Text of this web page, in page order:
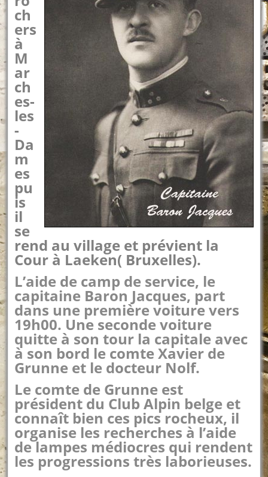
ch
ers
à
M
ar
ch
es-
les
-
Da
m
es
pu
is
il
se
rend au village et prévient la
Cour à Laeken( Bruxelles).
L’aide de camp de service, le
capitaine Baron Jacques, part
dans une première voiture vers
19h00. Une seconde voiture
quitte à son tour la capitale avec
à son bord le comte Xavier de
Grunne et le docteur Nolf.
Le comte de Grunne est
président du Club Alpin belge et
connaît bien ces pics rocheux, il
organise les recherches à l’aide
de lampes médiocres qui rendent
les progressions très laborieuses.